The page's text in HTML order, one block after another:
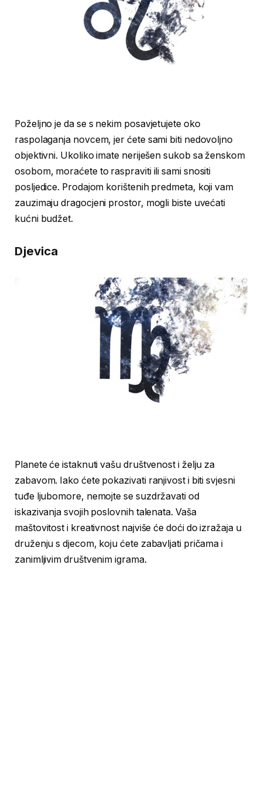
Poželjno je da se s nekim posavjetujete oko
raspolaganja novcem, jer ćete sami biti nedovoljno
objektivni. Ukoliko imate neriješen sukob sa ženskom
osobom, moraćete to raspraviti ili sami snositi
posljedice. Prodajom korištenih predmeta, koji vam
zauzimaju dragocjeni prostor, mogli biste uvećati
kućni budžet.
Djevica
Planete će istaknuti vašu društvenost i želju za
zabavom. Iako ćete pokazivati ranjivost i biti svjesni
tuđe ljubomore, nemojte se suzdržavati od
iskazivanja svojih poslovnih talenata. Vaša
maštovitost i kreativnost najviše će doći do izražaja u
druženju s djecom, koju ćete zabavljati pričama i
zanimljivim društvenim igrama.